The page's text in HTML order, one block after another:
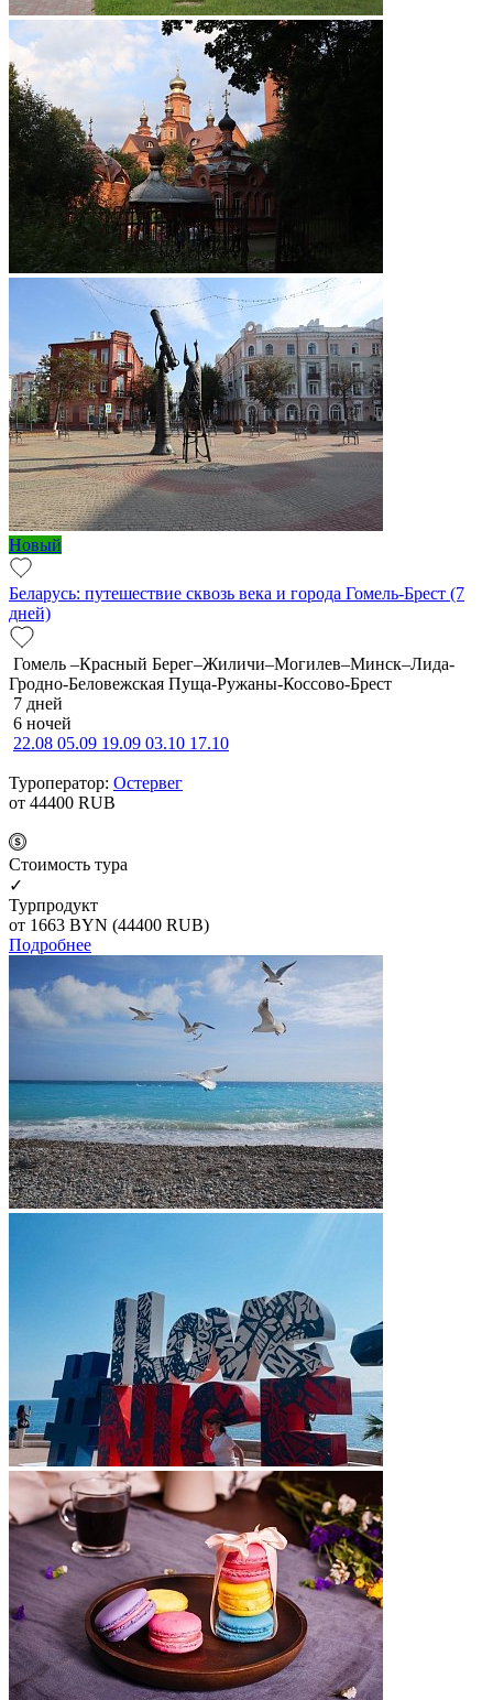
Новый
Беларусь: путешествие сквозь века и города Гомель-Брест (7
дней)
Гомель –Красный Берег–Жиличи–Могилев–Минск–Лида-
Гродно-Беловежская Пуща-Ружаны-Коссово-Брест
7 дней
6 ночей
22.08 05.09 19.09 03.10 17.10
Туроператор: Остервег
от 44400 RUB
Cтоимость тура
✓
Турпродукт
от 1663 BYN (44400 RUB)
Подробнее